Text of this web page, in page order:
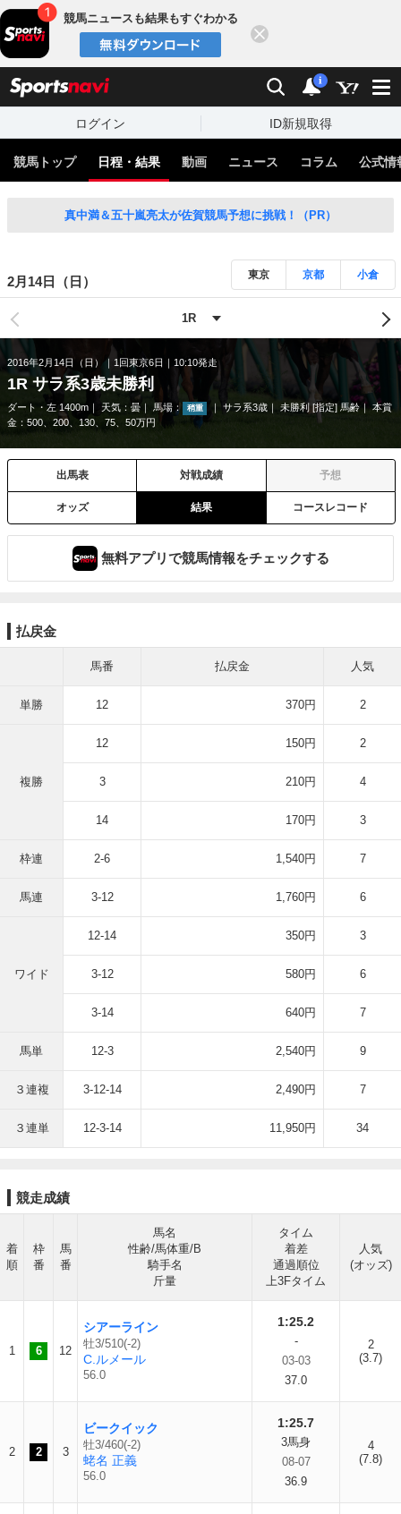
競馬ニュースも結果もすぐわかる
検索 通知
i
ログイン ID新規取得
競馬トップ 日程・結果 動画 ニュース コラム 公式情
真中満＆五十嵐亮太が佐賀競馬予想に挑戦！（PR）
2月14日（日） 東京 京都 小倉
2016年2月14日（日） 1回東京6日 10:10発走
1R サラ系3歳未勝利
ダート・左 1400m 天気： 曇 馬場： 稍重 サラ系3歳 未勝利 [指定] 馬齢
本賞
金：500、200、130、75、50万円
出馬表 対戦成績 予想
オッズ 結果 コースレコード
無料アプリで競馬情報をチェックする
払戻金
馬番 払戻金 人気
単勝 12 370円 2
複勝
12 150円 2
3 210円 4
14 170円 3
枠連 2-6 1,540円 7
馬連 3-12 1,760円 6
ワイド
12-14 350円 3
3-12 580円 6
3-14 640円 7
馬単 12-3 2,540円 9
３連複 3-12-14 2,490円 7
３連単 12-3-14 11,950円 34
競走成績
着
順
枠
番
馬
番
馬名
性齢/馬体重/B
騎手名
斤量
タイム
着差
通過順位
上3Fタイム
人気
(オッズ)
1 6 12
シアーライン
牡3/510(-2)
C.ルメール
56.0
1:25.2
-
03-03
37.0
2
(3.7)
2 2 3
ビークイック
牡3/460(-2)
蛯名 正義
56.0
1:25.7
3馬身
08-07
36.9
4
(7.8)